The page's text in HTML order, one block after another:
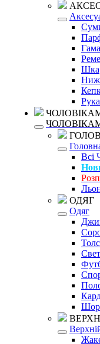
Всі
ОДЯГ
Одяг